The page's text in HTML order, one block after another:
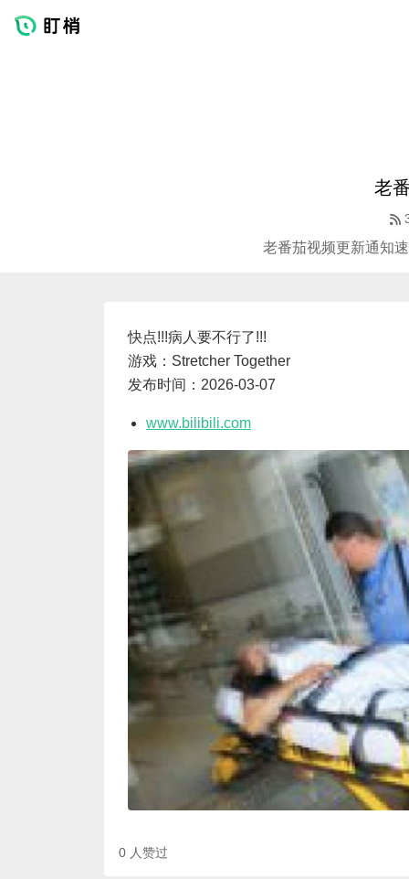
老
老番茄视频更新通知
快点!!!病人要不行了!!!
游戏：Stretcher Together
发布时间：2026-03-07
www.bilibili.com
0 人赞过